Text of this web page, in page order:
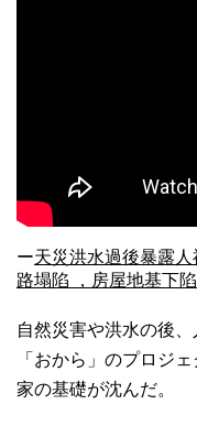
ー天災洪水過後暴露
路塌陷 ，房屋地基下陷
自然災害や洪水の後
「おから」のプロジ
家の基礎が沈んだ。